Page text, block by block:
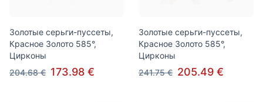
Золотые серьги-пуссеты,
Красное Золото 585°,
Цирконы
204.68 € 173.98 €
Золотые серьги-пуссеты,
Красное Золото 585°,
Цирконы
241.75 € 205.49 €